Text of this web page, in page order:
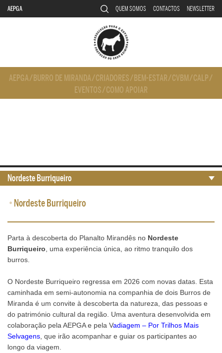
AEPGA QUEM SOMOS CONTACTOS NEWSLETTER
AEPGA/ BURRO DE MIRANDA/CRIADORES/ BEM-ESTAR/CVBM/CALP/
EVENTOS/COMO APOIAR
• Nordeste Burriqueiro
Parta à descoberta do Planalto Mirandês no Nordeste
Burriqueiro , uma experiência única, ao ritmo tranquilo dos
burros.
O Nordeste Burriqueiro regressa em 2026 com novas datas. Esta
caminhada em semi-autonomia na companhia de dois Burros de
Miranda é um convite à descoberta da natureza, das pessoas e
do património cultural da região. Uma aventura desenvolvida em
colaboração pela AEPGA e pela Vadiagem – Por Trilhos Mais
Selvagens , que irão acompanhar e guiar os participantes ao
longo da viagem.
Nordeste Burriqueiro